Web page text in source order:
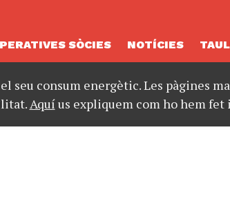
SÒCIES NOTÍCIES
consum energètic. Les pàgines
Aquíus expliquem com ho hem fet